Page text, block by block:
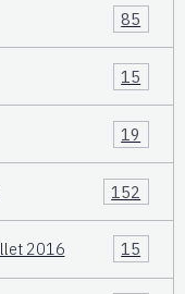
85
15
19
152
2016 15